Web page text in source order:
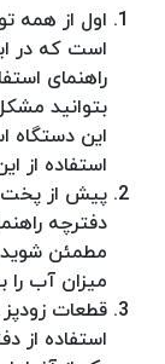
اول از همه
است که در
راهنمای
بتوانید
این دستگاه
استفاده از
پیش از پخت
دفترچه
مطمئن
میزان آب
قطعات زودپز
استفاده از